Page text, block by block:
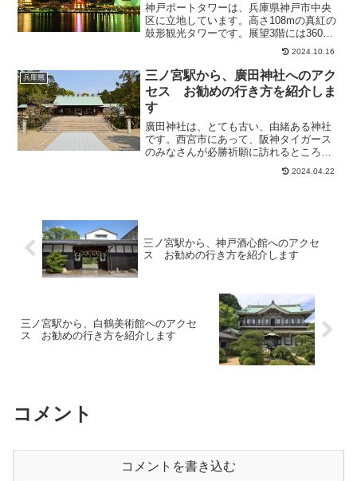
神戸ポートタワーは、兵庫県神戸市中央
区に立地しています。高さ108mの真紅の
鼓形観光タワーです。展望3階には360度
を約20分で一周する回転喫茶室もあり、
神戸空港や淡路島も見えます。展望1階の
ガラス床から真下が見え、空中散歩の体
験もできます...
2024.10.16
兵庫県
三ノ宮駅から、廣田神社へのアク
セス お勧めの行き方を紹介しま
す
廣田神社は、とても古い、由緒ある神社
です。西宮市にあって、阪神タイガース
のみなさんが必勝祈願に訪れるところで
す。地域の人々もたくさんいらっしゃ
り、親しまれている感じがしました。御
2024.04.22
三ノ宮駅から、神戸酒心館へのアクセ
ス お勧めの行き方を紹介します
三ノ宮駅から、白鶴美術館へのアクセ
ス お勧めの行き方を紹介します
コメント
コメントを書き込む